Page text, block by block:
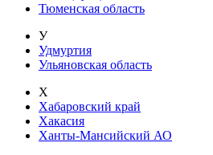
Тюменская область
У
Удмуртия
Ульяновская область
Х
Хабаровский край
Хакасия
Ханты-Мансийский АО